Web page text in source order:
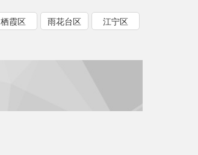
栖霞区 雨花台区 江宁区